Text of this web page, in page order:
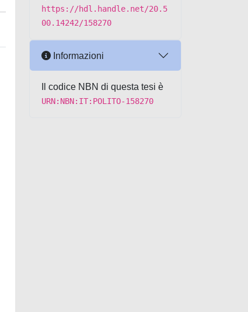
https://hdl.handle.net/20.5
00.14242/158270
Informazioni
Il codice NBN di questa tesi è
URN:NBN:IT:POLITO-158270